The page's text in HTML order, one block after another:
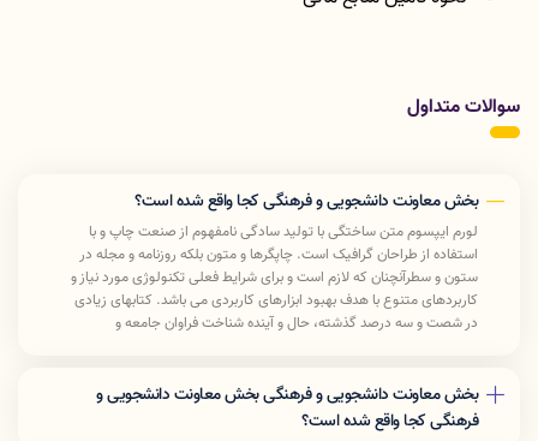
سوالات متداول
بخش معاونت دانشجویی و فرهنگی کجا واقع شده است؟
لورم ایپسوم متن ساختگی با تولید سادگی نامفهوم از صنعت چاپ و با
استفاده از طراحان گرافیک است. چاپگرها و متون بلکه روزنامه و مجله در
ستون و سطرآنچنان که لازم است و برای شرایط فعلی تکنولوژی مورد نیاز و
کاربردهای متنوع با هدف بهبود ابزارهای کاربردی می باشد. کتابهای زیادی
در شصت و سه درصد گذشته، حال و آینده شناخت فراوان جامعه و
در این صورت می توان امید داشت که تمام و دشواری موجود در ارائه
راهکارها و شرایط سخت تایپ به پایان رسد وزمان مورد نیاز شامل حروفچینی
بخش معاونت دانشجویی و فرهنگی بخش معاونت دانشجویی و
فرهنگی کجا واقع شده است؟